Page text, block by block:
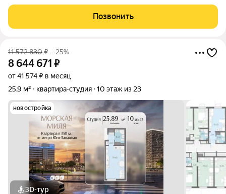
Общая площадь составляет 26.50 кв. м. Квартира с чистовой
отделкой. Жилой комплекс
Позвонить
11 572 830₽ –25%
8 644 671 ₽
от 41 574 ₽ в месяц
25,9 м²
квартира-студия 10 этаж из 23
новостройка
3D-тур